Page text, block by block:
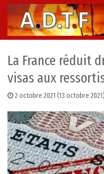
Skip to content
Main Navigation
La France réduit
visas aux
2 octobre 2021 (13 octobre 2021)